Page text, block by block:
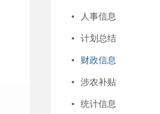
人事信息
计划总结
财政信息
涉农补贴
统计信息